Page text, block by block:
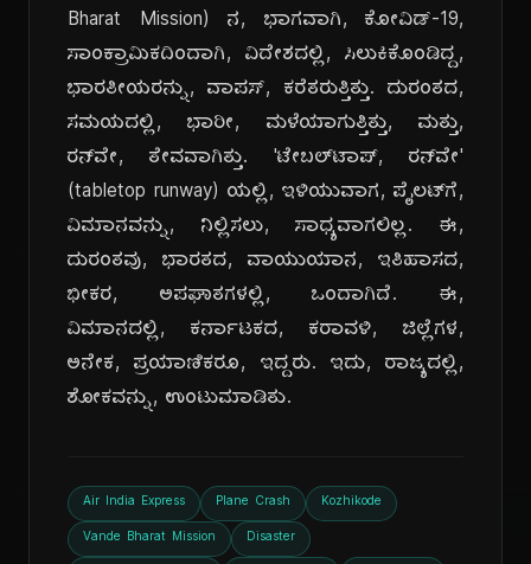
Bharat Mission) ನ, ಭಾಗವಾಗಿ, ಕೋವಿಡ್-19,
ಸಾಂಕ್ರಾಮಿಕದಿಂದಾಗಿ, ವಿದೇಶದಲ್ಲಿ, ಸಿಲುಕಿಕೊಂಡಿದ್ದ,
ಭಾರತೀಯರನ್ನು, ವಾಪಸ್, ಕರೆತರುತ್ತಿತ್ತು. ದುರಂತದ,
ಸಮಯದಲ್ಲಿ, ಭಾರೀ, ಮಳೆಯಾಗುತ್ತಿತ್ತು, ಮತ್ತು,
ರನ್‌ವೇ, ತೇವವಾಗಿತ್ತು. 'ಟೇಬಲ್‌ಟಾಪ್, ರನ್‌ವೇ'
(tabletop runway) ಯಲ್ಲಿ, ಇಳಿಯುವಾಗ, ಪೈಲಟ್‌ಗೆ,
ವಿಮಾನವನ್ನು, ನಿಲ್ಲಿಸಲು, ಸಾಧ್ಯವಾಗಲಿಲ್ಲ. ಈ,
ದುರಂತವು, ಭಾರತದ, ವಾಯುಯಾನ, ಇತಿಹಾಸದ,
ಭೀಕರ, ಅಪಘಾತಗಳಲ್ಲಿ, ಒಂದಾಗಿದೆ. ಈ,
ವಿಮಾನದಲ್ಲಿ, ಕರ್ನಾಟಕದ, ಕರಾವಳಿ, ಜಿಲ್ಲೆಗಳ,
ಅನೇಕ, ಪ್ರಯಾಣಿಕರೂ, ಇದ್ದರು. ಇದು, ರಾಜ್ಯದಲ್ಲಿ,
ಶೋಕವನ್ನು, ಉಂಟುಮಾಡಿತು.
Air India Express Plane Crash Kozhikode
Vande Bharat Mission Disaster